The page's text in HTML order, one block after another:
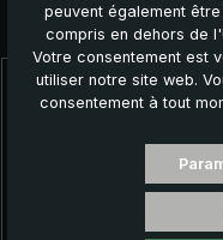
Ignorer la galerie de
Autres produits que
peuvent également
compris en dehors de
Votre consentement est
utiliser notre site web.
consentement à tout